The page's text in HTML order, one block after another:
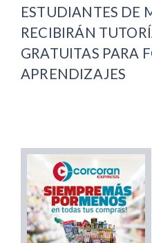
ESTUDIANTES DE
RECIBIRÁN
GRATUITAS PARA
APRENDIZAJES